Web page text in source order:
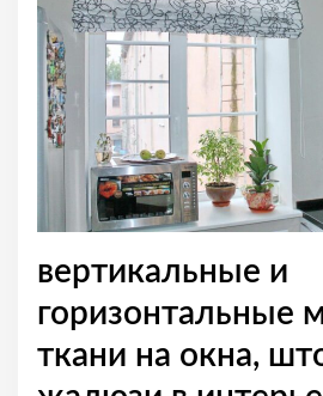
вертикальные и
горизонтальные
ткани на окна,